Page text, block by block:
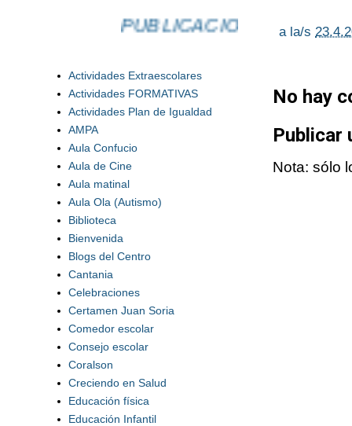
a la/s
No hay
Publicar
Nota: sólo
PUBLICACIONES
Actividades Extraescolares
Actividades FORMATIVAS
Actividades Plan de Igualdad
AMPA
Aula Confucio
Aula de Cine
Aula matinal
Aula Ola (Autismo)
Biblioteca
Bienvenida
Blogs del Centro
Cantania
Celebraciones
Certamen Juan Soria
Comedor escolar
Consejo escolar
Coralson
Creciendo en Salud
Educación física
Educación Infantil